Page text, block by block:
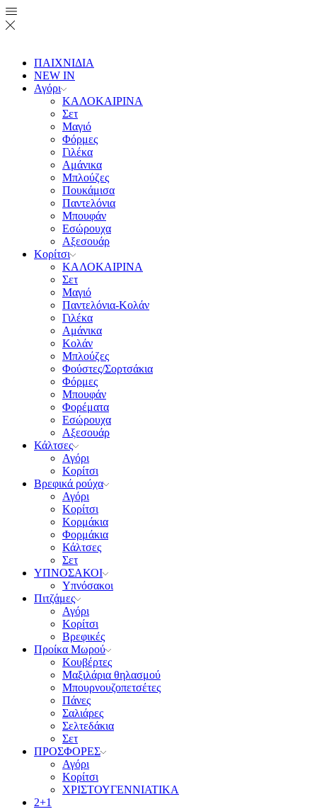
ΠΑΙΧΝΙΔΙΑ
NEW IN
Αγόρι
ΚΑΛΟΚΑΙΡΙΝΑ
Σετ
Μαγιό
Φόρμες
Γιλέκα
Αμάνικα
Μπλούζες
Πουκάμισα
Παντελόνια
Μπουφάν
Εσώρουχα
Αξεσουάρ
Κορίτσι
ΚΑΛΟΚΑΙΡΙΝΑ
Σετ
Μαγιό
Παντελόνια-Κολάν
Γιλέκα
Αμάνικα
Κολάν
Μπλούζες
Φούστες/Σορτσάκια
Φόρμες
Μπουφάν
Φορέματα
Εσώρουχα
Αξεσουάρ
Κάλτσες
Αγόρι
Κορίτσι
Βρεφικά ρούχα
Αγόρι
Κορίτσι
Κορμάκια
Φορμάκια
Κάλτσες
Σετ
ΥΠΝΟΣΑΚΟΙ
Υπνόσακοι
Πιτζάμες
Αγόρι
Κορίτσι
Βρεφικές
Προίκα Μωρού
Κουβέρτες
Μαξιλάρια θηλασμού
Μπουρνουζοπετσέτες
Πάνες
Σαλιάρες
Σελτεδάκια
Σετ
ΠΡΟΣΦΟΡΕΣ
Αγόρι
Κορίτσι
ΧΡΙΣΤΟΥΓΕΝΝΙΑΤΙΚΑ
2+1